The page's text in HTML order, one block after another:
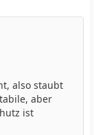
leicht
zu
also staubt
aber
ist